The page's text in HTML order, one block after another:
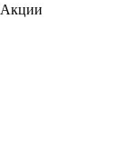
Акции